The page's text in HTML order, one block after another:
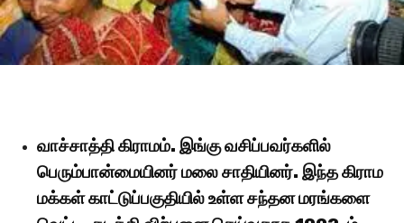
வாச்சாத்தி கிராமம். இங்கு வசிப்பவர்களில்
பெரும்பான்மையினர் மலை சாதியினர். இந்த கிராம
மக்கள் காட்டுப்பகுதியில் உள்ள சந்தன மரங்களை